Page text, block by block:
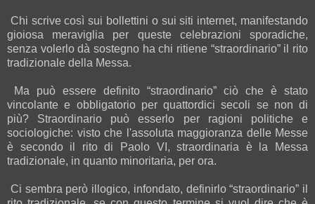
Chi scrive così sui bollettini o sui siti internet, manifestando
gioiosa meraviglia per queste celebrazioni sporadiche,
senza volerlo dà sostegno ha chi ritiene “straordinario” il rito
tradizionale della Messa.
Ma può essere definito “straordinario” ciò che è stato
vincolante e obbligatorio per quattordici secoli se non di
più? Straordinario può esserlo per ragioni politiche e
sociologiche: visto che l'assoluta maggioranza delle Messe
è secondo il rito di Paolo VI, straordinaria è la Messa
tradizionale, in quanto minoritaria, per ora.
Ci sembra però illogico, infondato, definirlo “straordinario” il